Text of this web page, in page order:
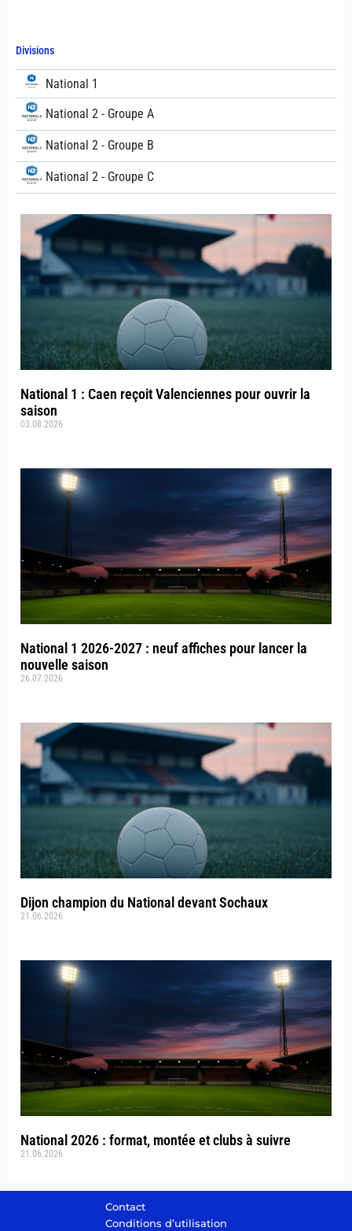
Divisions
National 1
National 2 - Groupe A
National 2 - Groupe B
National 2 - Groupe C
National 1 : Caen reçoit Valenciennes pour ouvrir la
saison
03.08.2026
National 1 2026-2027 : neuf affiches pour lancer la
nouvelle saison
26.07.2026
Dijon champion du National devant Sochaux
21.06.2026
National 2026 : format, montée et clubs à suivre
21.06.2026
Contact
Conditions d’utilisation